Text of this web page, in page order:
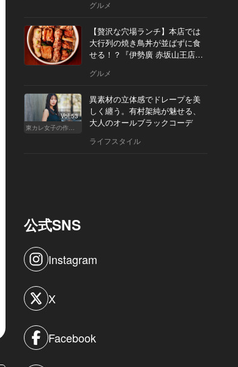
グルメ
【贅沢な穴場ランチ】本店では
大行列の焼き鳥丼が並ばずに食
せる！？『伊勢廣 赤坂山王店』
グルメ
Vol.53
東カレ女子の作り方
異素材の立体感でドレープを美
しく纏う。有村架純が魅せる、
大人のオールブラックコーデ
ライフスタイル
公式SNS
Instagram
X
Facebook